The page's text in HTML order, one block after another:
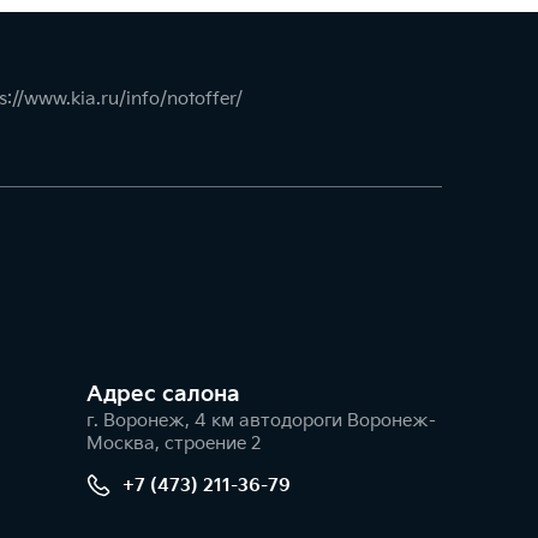
www.kia.ru/info/notoffer/
Адрес салонa
г. Воронеж, 4 км автодороги Воронеж-
Москва, строение 2
+7 (473) 211-36-79